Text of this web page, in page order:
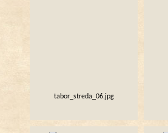
tabor_streda_06.jpg